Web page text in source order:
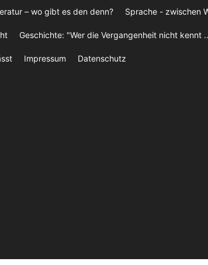
– wo gibt es den denn? Sprache - zwischen
Geschichte: "Wer die Vergangenheit nicht kennt
Impressum Datenschutz